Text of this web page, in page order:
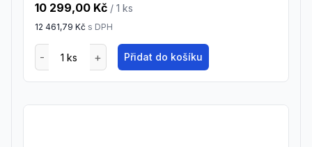
10 299,00 Kč / 1 ks
12 461,79 Kč s DPH
Přidat do košíku